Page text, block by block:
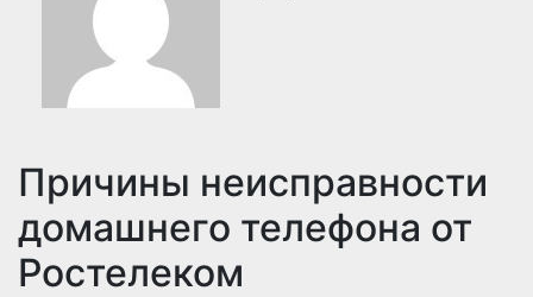
Причины неисправности
домашнего телефона от
Ростелеком